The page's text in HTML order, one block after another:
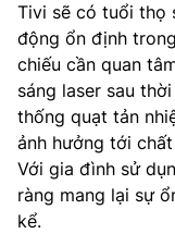
Tivi sẽ có tuổi thọ
động ổn định
chiếu cần quan
sáng laser sau
thống quạt tản
ảnh hưởng tới
Với gia đình sử
ràng mang lại sự
kể.